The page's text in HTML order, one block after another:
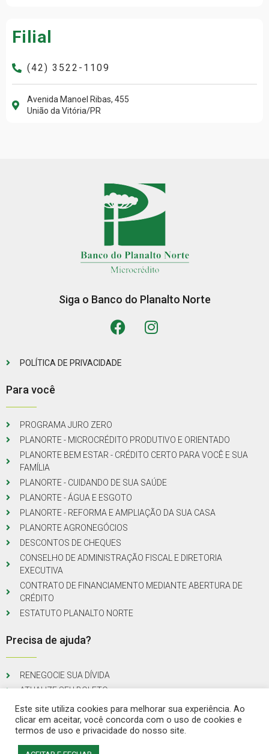
Filial
(42) 3522-1109
Avenida Manoel Ribas, 455
União da Vitória/PR
Siga o Banco do Planalto Norte
POLÍTICA DE PRIVACIDADE
Para você
PROGRAMA JURO ZERO
PLANORTE - MICROCRÉDITO PRODUTIVO E ORIENTADO
PLANORTE BEM ESTAR - CRÉDITO CERTO PARA VOCÊ E SUA
FAMÍLIA
PLANORTE - CUIDANDO DE SUA SAÚDE
PLANORTE - ÁGUA E ESGOTO
PLANORTE - REFORMA E AMPLIAÇÃO DA SUA CASA
PLANORTE AGRONEGÓCIOS
DESCONTOS DE CHEQUES
CONSELHO DE ADMINISTRAÇÃO FISCAL E DIRETORIA
EXECUTIVA
CONTRATO DE FINANCIAMENTO MEDIANTE ABERTURA DE
CRÉDITO
ESTATUTO PLANALTO NORTE
Precisa de ajuda?
RENEGOCIE SUA DÍVIDA
ATUALIZE SEU BOLETO
© Todos os direitos reservados
Este site utiliza cookies para melhorar sua experiência. Ao
clicar em aceitar, você concorda com o uso de cookies e
termos de uso e privacidade do nosso site.